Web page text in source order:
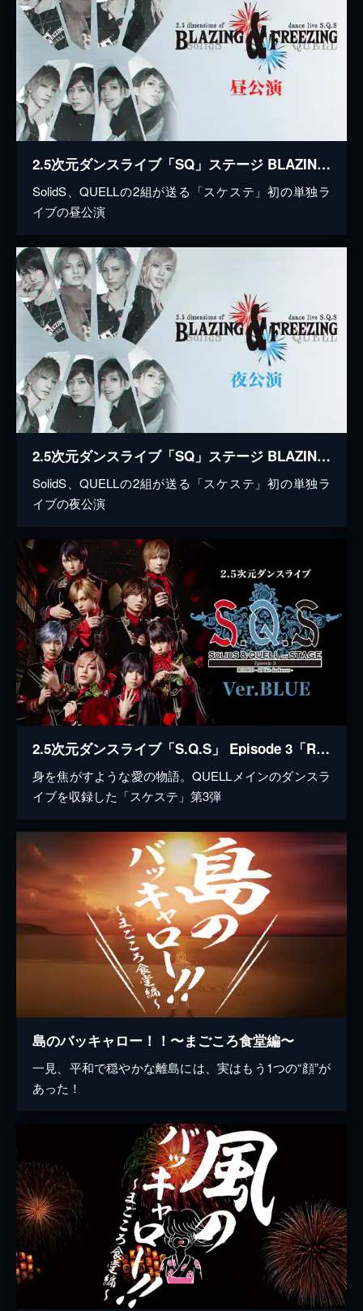
2.5次元ダンスライブ「SQ」ステージ BLAZING & FREEZING 昼公演
SolidS、QUELLの2組が送る「スケステ」初の単独ラ
イブの昼公演
2.5次元ダンスライブ「SQ」ステージ BLAZING & FREEZING 夜公演
SolidS、QUELLの2組が送る「スケステ」初の単独ラ
イブの夜公演
2.5次元ダンスライブ「S.Q.S」 Episode 3「ROMEO - in the darkness -」Ver.BLUE
身を焦がすような愛の物語。QUELLメインのダンスラ
イブを収録した「スケステ」第3弾
島のバッキャロー！！〜まごころ食堂編〜
一見、平和で穏やかな離島には、実はもう1つの“顔”が
あった！